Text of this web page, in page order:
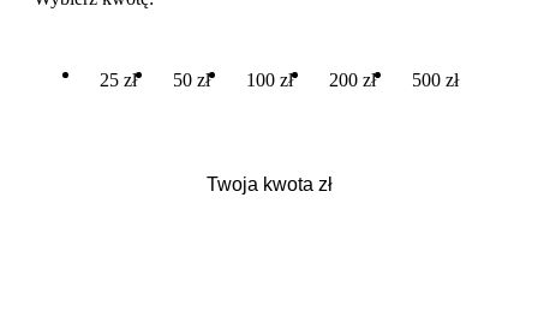
25 zł 50 zł 100 zł 200 zł 500 zł